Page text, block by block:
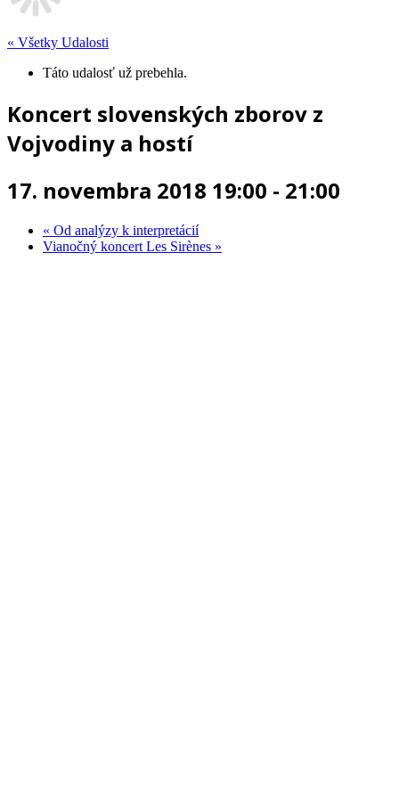
« Všetky Udalosti
Táto udalosť už prebehla.
Koncert slovenských zborov z
Vojvodiny a hostí
17. novembra 2018 19:00 - 21:00
« Od analýzy k interpretácií
Vianočný koncert Les Sirènes »